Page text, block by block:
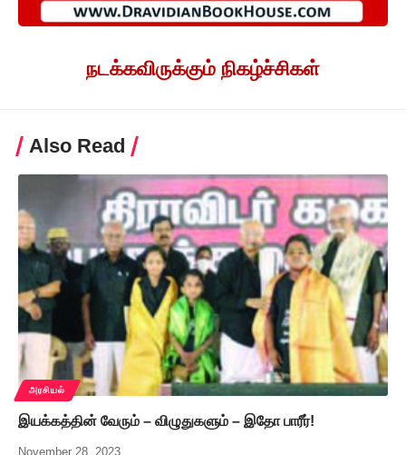
நடக்கவிருக்கும் நிகழ்ச்சிகள்
Also Read
அரசியல்
இயக்கத்தின் வேரும் – விழுதுகளும் – இதோ பாரீர்!
November 28, 2023